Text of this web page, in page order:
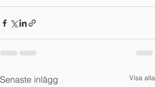
Senaste inlägg Visa alla